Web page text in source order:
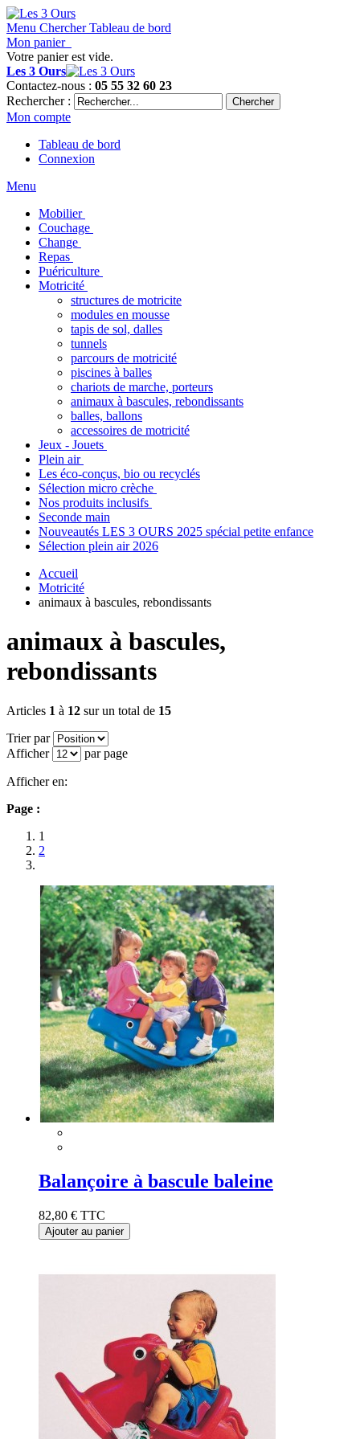
Menu Chercher Tableau de bord
Mon panier
Votre panier est vide.
Les 3 Ours
Contactez-nous : 05 55 32 60 23
Rechercher :
Chercher
Mon compte
Tableau de bord
Connexion
Menu
Mobilier
Couchage
Change
Repas
Puériculture
Motricité
structures de motricite
modules en mousse
tapis de sol, dalles
tunnels
parcours de motricité
piscines à balles
chariots de marche, porteurs
animaux à bascules, rebondissants
balles, ballons
accessoires de motricité
Jeux - Jouets
Plein air
Les éco-conçus, bio ou recyclés
Sélection micro crèche
Nos produits inclusifs
Seconde main
Nouveautés LES 3 OURS 2025 spécial petite enfance
Sélection plein air 2026
Accueil
Motricité
animaux à bascules, rebondissants
animaux à bascules,
rebondissants
Articles 1 à 12 sur un total de 15
Trier par
Afficher
par page
Afficher en:
Page :
1
2
Balançoire à bascule baleine
82,80 € TTC
Ajouter au panier